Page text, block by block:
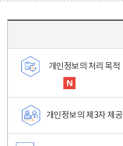
개인정보의 처리 목적
개인정보의 제3자 제공